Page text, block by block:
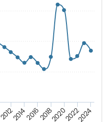
2012201420162018202020222024